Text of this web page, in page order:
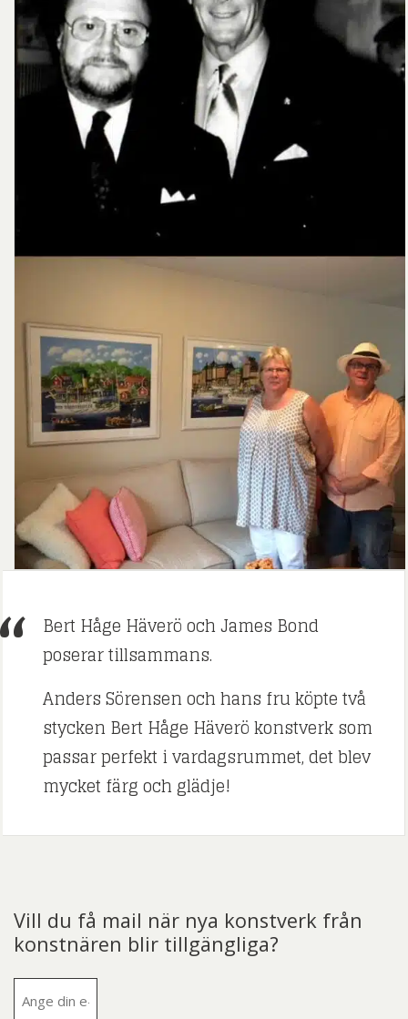
Bert Håge Häverö och James Bond
poserar tillsammans.
Anders Sörensen och hans fru köpte två
stycken Bert Håge Häverö konstverk som
passar perfekt i vardagsrummet, det blev
mycket färg och glädje!
Vill du få mail när nya konstverk från
konstnären blir tillgängliga?